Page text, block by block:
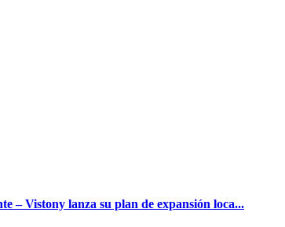
– Vistony lanza su plan de expansión loca...